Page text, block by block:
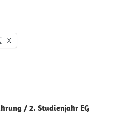
X
/ 2. Studienjahr EG